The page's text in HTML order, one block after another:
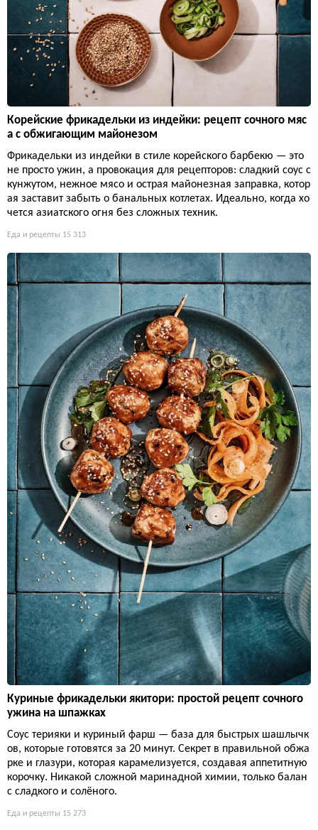
Корейские фрикадельки из индейки: рецепт сочного мяс
а с обжигающим майонезом
Фрикадельки из индейки в стиле корейского барбекю — это
не просто ужин, а провокация для рецепторов: сладкий соус с
кунжутом, нежное мясо и острая майонезная заправка, котор
ая заставит забыть о банальных котлетах. Идеально, когда хо
чется азиатского огня без сложных техник.
Еда и рецепты 15 313
Куриные фрикадельки якитори: простой рецепт сочного
ужина на шпажках
Соус терияки и куриный фарш — база для быстрых шашлычк
ов, которые готовятся за 20 минут. Секрет в правильной обжа
рке и глазури, которая карамелизуется, создавая аппетитную
корочку. Никакой сложной маринадной химии, только балан
с сладкого и солёного.
Еда и рецепты 15 273